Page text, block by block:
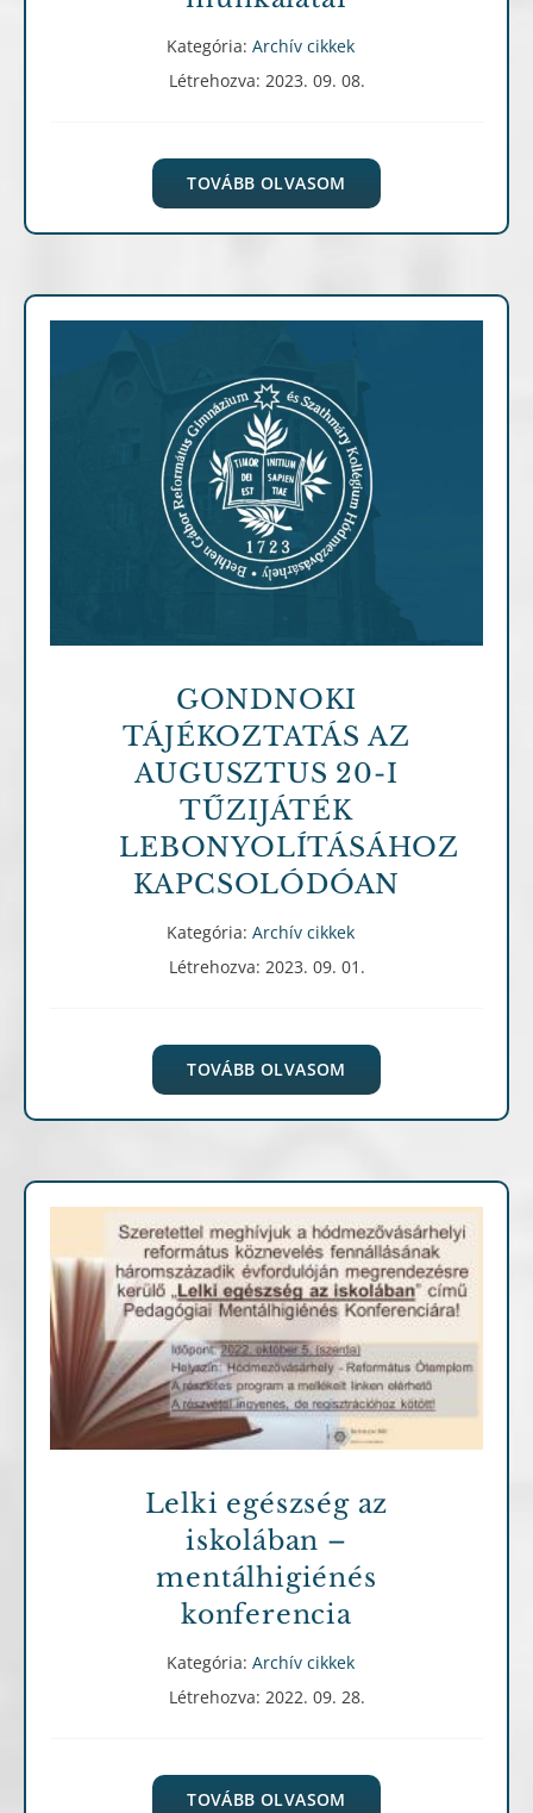
Kategória: Archív cikkek
Létrehozva: 2023. 09. 08.
TOVÁBB OLVASOM
Archív cikkek
GONDNOKI
TÁJÉKOZTATÁS AZ
AUGUSZTUS 20-I
TŰZIJÁTÉK
LEBONYOLÍTÁSÁHOZ
KAPCSOLÓDÓAN
Kategória: Archív cikkek
Létrehozva: 2023. 09. 01.
TOVÁBB OLVASOM
Archív cikkek
Lelki egészség az
iskolában –
mentálhigiénés
konferencia
Kategória: Archív cikkek
Létrehozva: 2022. 09. 28.
TOVÁBB OLVASOM